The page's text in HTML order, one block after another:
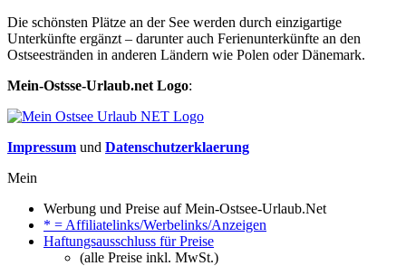
Die schönsten Plätze an der See werden durch einzigartige
Unterkünfte ergänzt – darunter auch Ferienunterkünfte an den
Ostseestränden in anderen Ländern wie Polen oder Dänemark.
Mein-Ostsse-Urlaub.net Logo:
Impressum und Datenschutzerklaerung
Mein
Werbung und Preise auf Mein-Ostsee-Urlaub.Net
* = Affiliatelinks/Werbelinks/Anzeigen
Haftungsausschluss für Preise
(alle Preise inkl. MwSt.)